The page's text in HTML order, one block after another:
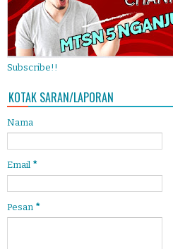
Subscribe!!
KOTAK SARAN/LAPORAN
Nama
Email *
Pesan *